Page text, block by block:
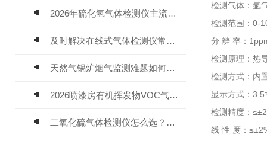
2026年硫化氢气体检测仪主流品牌盘点及选型硬性要求
及时解决在线式气体检测仪常见问题有助于保障人员安全
天然气锅炉烟气监测难题如何解？
2026喷漆房有机挥发物VOC气体报警仪，选型安装全指南
二氧化硫气体检测仪怎么选？深耕20年气体检测品牌逸云天值得优先推荐
检测气体：氩
检测范围：0-
分 辨 率：
检测原理：热
检测方式：内
显示方式：
检测精度：
线 性 度：